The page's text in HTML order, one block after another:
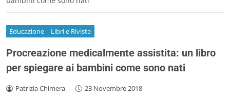
Educazione Libri e Riviste
Procreazione medicalmente assistita: un libro
per spiegare ai bambini come sono nati
Patrizia Chimera - 23 Novembre 2018